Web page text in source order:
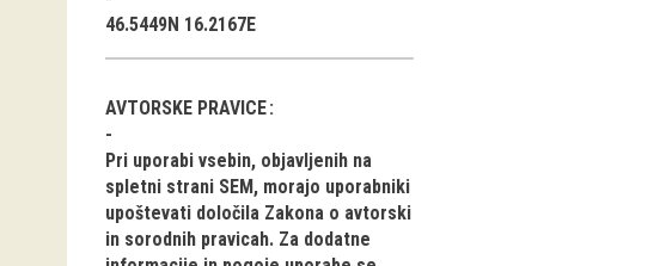
46.5449N 16.2167E
AVTORSKE PRAVICE
Pri uporabi vsebin, objavljenih na
spletni strani SEM, morajo uporabniki
upoštevati določila Zakona o avtorski
in sorodnih pravicah. Za dodatne